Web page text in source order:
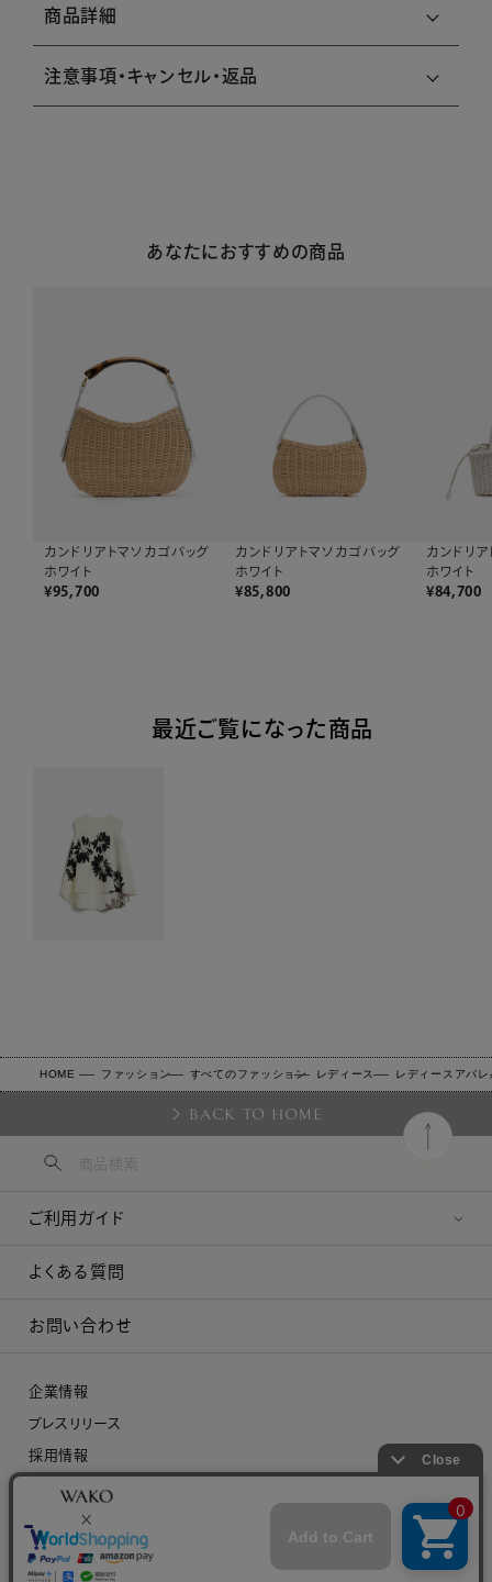
商品詳細
注意事項・キャンセル・返品
あなたにおすすめの商品
カンドリアトマソカゴバッグ
ホワイト
¥95,700
カンドリアトマソカゴバッグ
ホワイト
¥85,800
カンドリ
ホワイト
¥84,700
最近ご覧になった商品
HOME ファッション すべてのファッション レディース レディースアパレ
BACK TO HOME
ご利用ガイド
よくある質問
お問い合わせ
企業情報
プレスリリース
採用情報
特定商取引に関する法律に基づく表示
プライバシーポリシー